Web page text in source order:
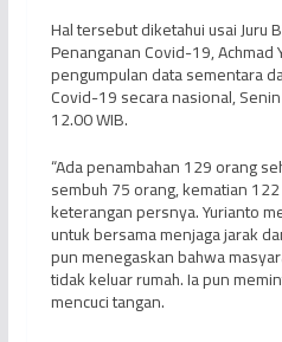
Hal tersebut diketahui usai Juru
Penanganan Covid-19, Achmad
pengumpulan data sementara
Covid-19 secara nasional,
12.00 WIB.
“Ada penambahan 129 orang
sembuh 75 orang, kematian
keterangan persnya. Yurianto
untuk bersama menjaga jarak
pun menegaskan bahwa
tidak keluar rumah. Ia pun
mencuci tangan.